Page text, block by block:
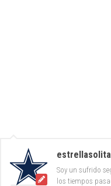
Soy un sufrido
los tiempos